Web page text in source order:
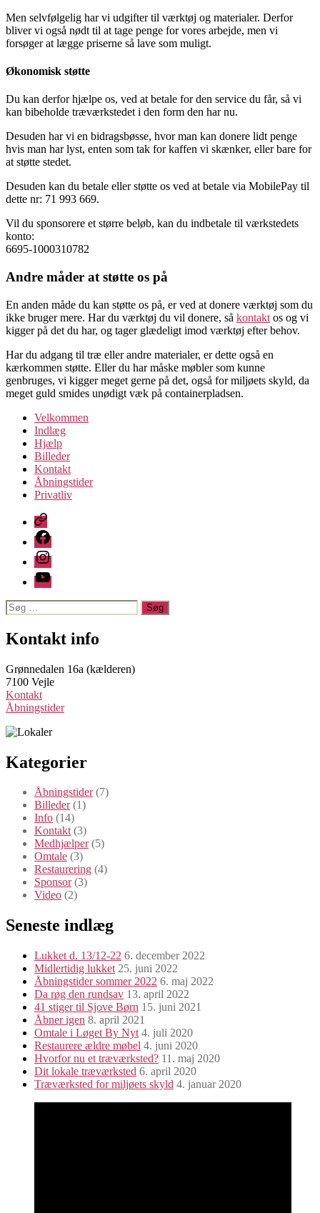
Men selvfølgelig har vi udgifter til værktøj og materialer. Derfor
bliver vi også nødt til at tage penge for vores arbejde, men vi
forsøger at lægge priserne så lave som muligt.
Økonomisk støtte
Du kan derfor hjælpe os, ved at betale for den service du får, så vi
kan bibeholde træværkstedet i den form den har nu.
Desuden har vi en bidragsbøsse, hvor man kan donere lidt penge
hvis man har lyst, enten som tak for kaffen vi skænker, eller bare for
at støtte stedet.
Desuden kan du betale eller støtte os ved at betale via MobilePay til
dette nr: 71 993 669.
Vil du sponsorere et større beløb, kan du indbetale til værkstedets
konto:
6695-1000310782
Andre måder at støtte os på
En anden måde du kan støtte os på, er ved at donere værktøj som du
ikke bruger mere. Har du værktøj du vil donere, så kontakt os og vi
kigger på det du har, og tager glædeligt imod værktøj efter behov.
Har du adgang til træ eller andre materialer, er dette også en
kærkommen støtte. Eller du har måske møbler som kunne
genbruges, vi kigger meget gerne på det, også for miljøets skyld, da
meget guld smides unødigt væk på containerpladsen.
Velkommen
Indlæg
Hjælp
Billeder
Kontakt
Åbningstider
Privatliv
FB
Messenger
Facebook
Instagram
YouTube
Søg
efter:
Kontakt info
Grønnedalen 16a (kælderen)
7100 Vejle
Kontakt
Åbningstider
Kategorier
Åbningstider(7)
Billeder(1)
Info (14)
Kontakt(3)
Medhjælper(5)
Omtale (3)
Restaurering (4)
Sponsor(3)
Video (2)
Seneste indlæg
Lukket d. 13/12-22 6. december 2022
Midlertidig lukket 25. juni 2022
Åbningstider sommer 2022 6. maj 2022
Da røg den rundsav 13. april 2022
41 stiger til Sjove Børn 15. juni 2021
Åbner igen 8. april 2021
Omtale i Løget By Nyt 4. juli 2020
Restaurere ældre møbel 4. juni 2020
Hvorfor nu et træværksted? 11. maj 2020
Dit lokale træværksted 6. april 2020
Træværksted for miljøets skyld 4. januar 2020